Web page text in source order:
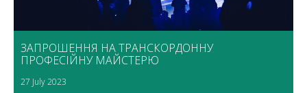
ЗАПРОШЕННЯ НА ТРАНСКОРДОННУ
ПРОФЕСІЙНУ МАЙСТЕРЮ
27 July 2023